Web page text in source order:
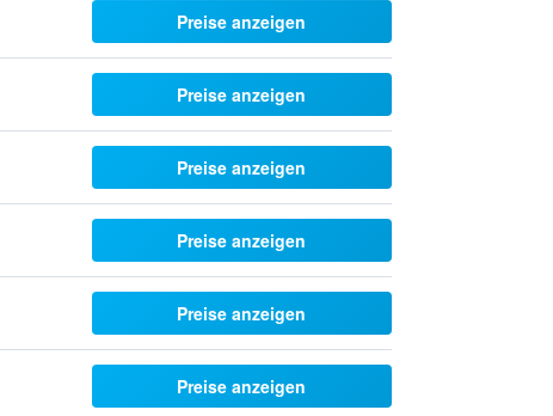
Preise anzeigen
Preise anzeigen
Preise anzeigen
Preise anzeigen
Preise anzeigen
Preise anzeigen